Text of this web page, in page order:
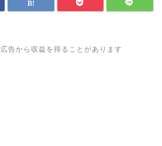
告から収益を得ることがあります